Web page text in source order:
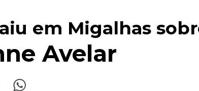
em Migalhas
Avelar